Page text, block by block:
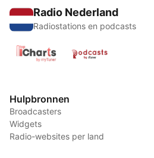
Radio Nederland
Radiostations en podcasts
Hulpbronnen
Broadcasters
Widgets
Radio-websites per land